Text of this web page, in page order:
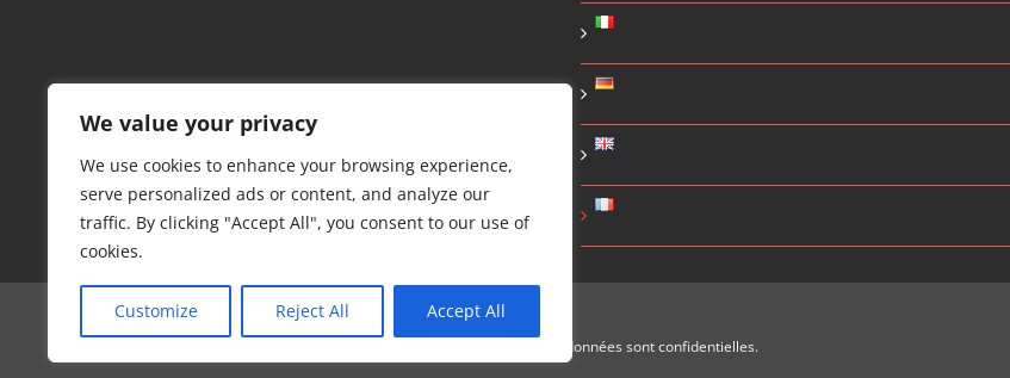
We value your privacy
We use cookies to enhance your browsing experience,
serve personalized ads or content, and analyze our
traffic. By clicking "Accept All", you consent to our use of
cookies.
Customize Reject All Accept All
- Toutes les données sont confidentielles.